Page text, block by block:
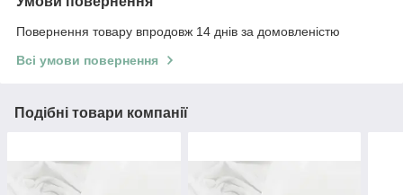
Повернення товару впродовж 14 днів за домовленістю
Всі умови повернення
Подібні товари компанії